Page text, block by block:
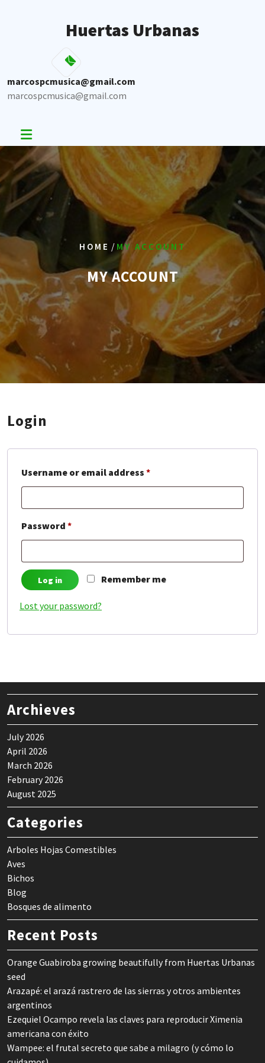
Huertas Urbanas
marcospcmusica@gmail.com
marcospcmusica@gmail.com
HOME / MY ACCOUNT
MY ACCOUNT
Login
Username or email address *Required
Password *Required
Remember me
Log in
Lost your password?
Archieves
July 2026
April 2026
March 2026
February 2026
August 2025
Categories
Arboles Hojas Comestibles
Aves
Bichos
Blog
Bosques de alimento
Recent Posts
Orange Guabiroba growing beautifully from Huertas Urbanas
seed
Arazapé: el arazá rastrero de las sierras y otros ambientes
argentinos
Ezequiel Ocampo revela las claves para reproducir Ximenia
americana con éxito
Wampee: el frutal secreto que sabe a milagro (y cómo lo